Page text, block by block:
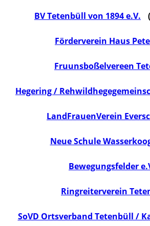
BV Tetenbüll von 1894 e.V.
Förderverein Haus
Fruunsboßelvereen
Hegering /
LandFrauenVerein
Neue Schule
Bewegungsfelder
Ringreiterverein
SoVD Ortsverband Tetenbüll /